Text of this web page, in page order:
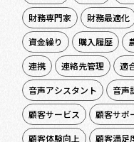
財務専門家
財務最適化
資金繰り
購入履歴
連携
連絡先管理 適
音声アシスタント
音声
顧客サービス
顧客サポ
顧客体験向上
顧客満足